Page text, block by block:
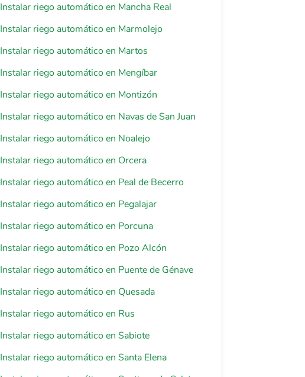
Instalar riego automático en Mancha Real
Instalar riego automático en Marmolejo
Instalar riego automático en Martos
Instalar riego automático en Mengíbar
Instalar riego automático en Montizón
Instalar riego automático en Navas de San Juan
Instalar riego automático en Noalejo
Instalar riego automático en Orcera
Instalar riego automático en Peal de Becerro
Instalar riego automático en Pegalajar
Instalar riego automático en Porcuna
Instalar riego automático en Pozo Alcón
Instalar riego automático en Puente de Génave
Instalar riego automático en Quesada
Instalar riego automático en Rus
Instalar riego automático en Sabiote
Instalar riego automático en Santa Elena